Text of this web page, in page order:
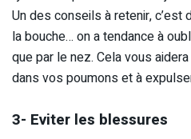
Un des conseils à retenir,
la bouche… on a tendance à
que par le nez. Cela vous
dans vos poumons et à
3- Eviter les blessures